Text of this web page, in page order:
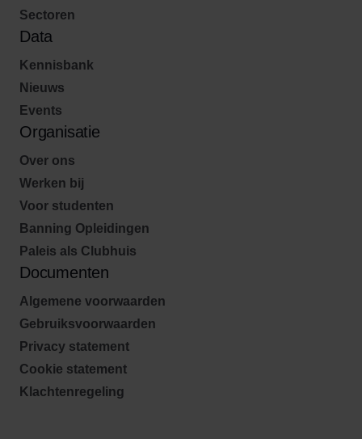
Sectoren
Data
Kennisbank
Nieuws
Events
Organisatie
Over ons
Werken bij
Voor studenten
Banning Opleidingen
Paleis als Clubhuis
Documenten
Algemene voorwaarden
Gebruiksvoorwaarden
Privacy statement
Cookie statement
Klachtenregeling